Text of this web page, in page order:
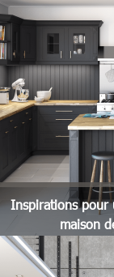
Inspirations pour
maison